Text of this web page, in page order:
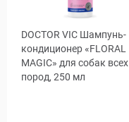
DOCTOR VIC Шампунь-
кондиционер «FLORAL
MAGIC» для собак всех
пород, 250 мл